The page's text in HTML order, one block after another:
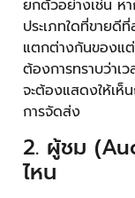
ยกตัวอย่างเช่น ห
ประเภทใดที่ขายดี
แตกต่างกันของแต่
ต้องการทราบว่าเ
จะต้องแสดงให้เห็
การจัดส่ง
2. ผู้ชม
ไหน